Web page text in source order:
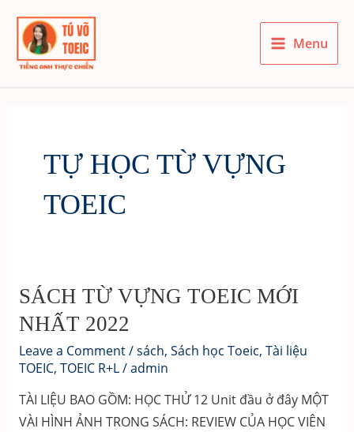
content
Main
Menu
TỰ HỌC TỪ VỰNG
TOEIC
SÁCH TỪ VỰNG TOEIC MỚI
NHẤT 2022
Leave a Comment/sách, Sách học Toeic, Tài liệu
TOEIC, TOEIC R+L/admin
TÀI LIỆU BAO GỒM: HỌC THỬ 12 Unit đầu ở đây MỘT
VÀI HÌNH ẢNH TRONG SÁCH: REVIEW CỦA HỌC VIÊN